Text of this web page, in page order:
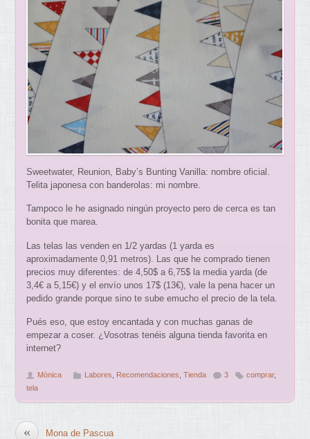
Sweetwater, Reunion, Baby’s Bunting Vanilla: nombre oficial.
Telita japonesa con banderolas: mi nombre.
Tampoco le he asignado ningún proyecto pero de cerca es tan
bonita que marea.
Las telas las venden en 1/2 yardas (1 yarda es
aproximadamente 0,91 metros). Las que he comprado tienen
precios muy diferentes: de 4,50$ a 6,75$ la media yarda (de
3,4€ a 5,15€) y el envío unos 17$ (13€), vale la pena hacer un
pedido grande porque sino te sube emucho el precio de la tela.
Pués eso, que estoy encantada y con muchas ganas de
empezar a coser. ¿Vosotras tenéis alguna tienda favorita en
internet?
Mònica Labores Recomendaciones ,Tienda 3 comprar,
tela
« Mona de Pascua